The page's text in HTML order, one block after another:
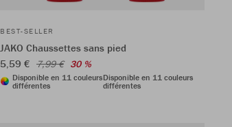
BEST-SELLER
JAKO Chaussettes sans pied
5,59 € 7,99 € 30 %
Disponible en 11 couleurs
différentes
Disponible en 11 couleurs
différentes